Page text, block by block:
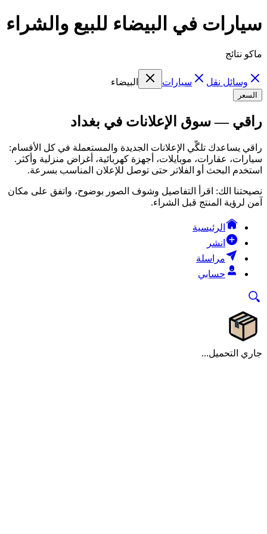
سيارات في البيضاء للبيع والشراء
ماكو نتائج
وسائل نقل سيارات البيضاء
السعر
راقي — سوق الإعلانات في بغداد
راقي يساعدك تلگّي الإعلانات الجديدة والمستعملة في كل الأقسام:
سيارات، عقارات، موبايلات، أجهزة كهربائية، أغراض منزلية وأكثر.
استخدم البحث أو الفلاتر حتى توصل للإعلان المناسب بسرعة.
نصيحتنا الك: اقرأ التفاصيل وشوف الصور بوضوح، واتفق على مكان
آمن لرؤية المنتج قبل الشراء.
الرئيسية
انشر
مراسلة
حسابي
جاري التحميل...